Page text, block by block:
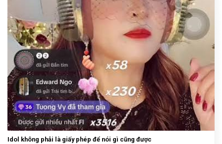
Idol không phải là giấy phép để nói gì cũng được